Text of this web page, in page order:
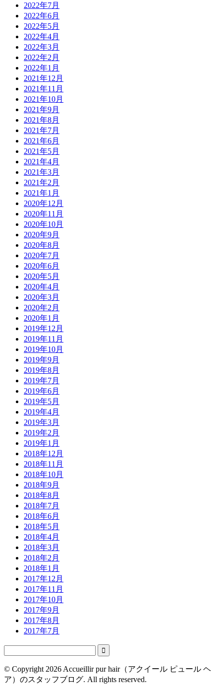
2022年7月
2022年6月
2022年5月
2022年4月
2022年3月
2022年2月
2022年1月
2021年12月
2021年11月
2021年10月
2021年9月
2021年8月
2021年7月
2021年6月
2021年5月
2021年4月
2021年3月
2021年2月
2021年1月
2020年12月
2020年11月
2020年10月
2020年9月
2020年8月
2020年7月
2020年6月
2020年5月
2020年4月
2020年3月
2020年2月
2020年1月
2019年12月
2019年11月
2019年10月
2019年9月
2019年8月
2019年7月
2019年6月
2019年5月
2019年4月
2019年3月
2019年2月
2019年1月
2018年12月
2018年11月
2018年10月
2018年9月
2018年8月
2018年7月
2018年6月
2018年5月
2018年4月
2018年3月
2018年2月
2018年1月
2017年12月
2017年11月
2017年10月
2017年9月
2017年8月
2017年7月

© Copyright 2026 Accueillir pur hair（アクイール ピュール ヘ
ア）のスタッフブログ. All rights reserved.